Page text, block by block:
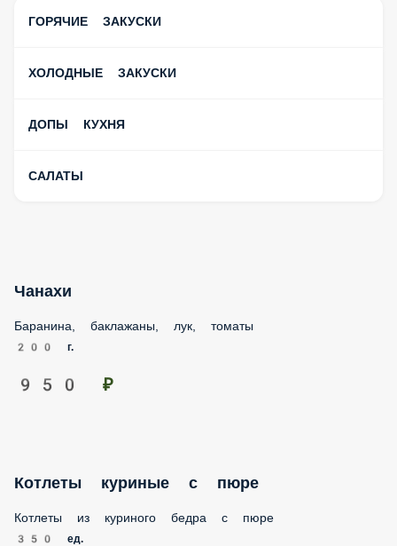
ГОРЯЧИЕ ЗАКУСКИ
ХОЛОДНЫЕ ЗАКУСКИ
ДОПЫ КУХНЯ
САЛАТЫ
Чанахи
Баранина, баклажаны, лук, томаты
200 г.
950 ₽
Котлеты куриные с пюре
Котлеты из куриного бедра с пюре
350 ед.